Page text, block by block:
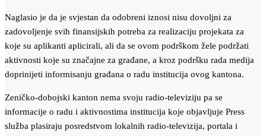
Naglasio je da je svjestan da odobreni iznosi nisu dovoljni za
zadovoljenje svih finansijskih potreba za realizaciju projekata za
koje su aplikanti aplicirali, ali da se ovom podrškom žele podržati
aktivnosti koje su značajne za građane, a kroz podršku rada medija
doprinijeti informisanju građana o radu institucija ovog kantona.
Zeničko-dobojski kanton nema svoju radio-televiziju pa se
informacije o radu i aktivnostima institucija koje objavljuje Press
služba plasiraju posredstvom lokalnih radio-televizija, portala i